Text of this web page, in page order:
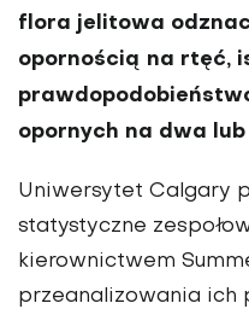
flora jelitowa
opornością na rtęć,
opornych na dwa
Uniwersytet Calgary
statystyczne
kierownictwem
przeanalizowania ich